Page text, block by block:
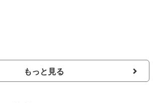
もっと見る